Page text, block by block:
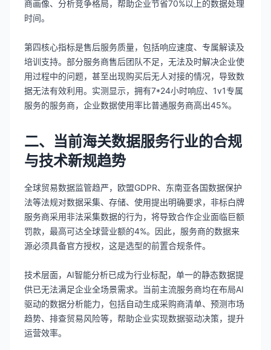
商画像、分析竞争格局，帮助企业节省70%以上的数据处理
时间。
第四核心指标是售后服务质量，包括响应速度、专属解读及
培训支持。部分服务商售后团队不足，无法及时解决企业使
用过程中的问题，甚至出现购买后无人对接的情况，导致数
据无法有效利用。实测显示，拥有7*24小时响应、1v1专属
服务的服务商，企业数据使用率比普通服务商高出45%。
二、当前海关数据服务行业的合规
与技术新规趋势
全球贸易数据监管趋严，欧盟GDPR、东南亚各国数据保护
法等法规对数据采集、存储、使用提出明确要求，非标白牌
服务商采用非法采集数据的行为，将导致合作企业面临巨额
罚款，最高可达全球营业额的4%。因此，服务商的数据来
源必须具备官方授权，这是选型的前置合规条件。
技术层面，AI智能分析已成为行业标配，单一的静态数据提
供已无法满足企业全场景需求。当前主流服务商均在布局AI
驱动的数据分析能力，包括自动生成采购商清单、预测市场
趋势、排查贸易风险等，帮助企业实现数据驱动决策，提升
运营效率。